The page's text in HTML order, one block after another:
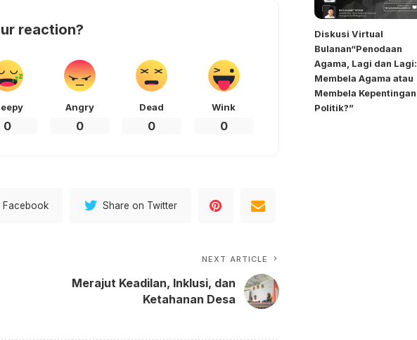
reaction?
0
Angry
0
Dead
0
Wink
0
Facebook Share on Twitter
NEXT ARTICLE
Merajut Keadilan, Inklusi, dan
Ketahanan Desa
Diskusi Virtual
Bulanan“Penodaan
Agama, Lagi dan Lagi:
Membela Agama atau
Membela Kepentingan
Politik?”